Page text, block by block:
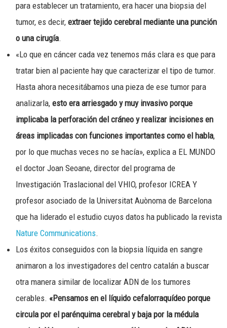
para establecer un tratamiento, era hacer una biopsia del
tumor, es decir, extraer tejido cerebral mediante una punción
o una cirugía.
«Lo que en cáncer cada vez tenemos más clara es que para
tratar bien al paciente hay que caracterizar el tipo de tumor.
Hasta ahora necesitábamos una pieza de ese tumor para
analizarla, esto era arriesgado y muy invasivo porque
implicaba la perforación del cráneo y realizar incisiones en
áreas implicadas con funciones importantes como el habla,
por lo que muchas veces no se hacía», explica a EL MUNDO
el doctor Joan Seoane, director del programa de
Investigación Traslacional del VHIO, profesor ICREA Y
profesor asociado de la Universitat Auònoma de Barcelona
que ha liderado el estudio cuyos datos ha publicado la revista
Nature Communications.
Los éxitos conseguidos con la biopsia líquida en sangre
animaron a los investigadores del centro catalán a buscar
otra manera similar de localizar ADN de los tumores
cerables. «Pensamos en el líquido cefalorraquídeo porque
circula por el parénquima cerebral y baja por la médula